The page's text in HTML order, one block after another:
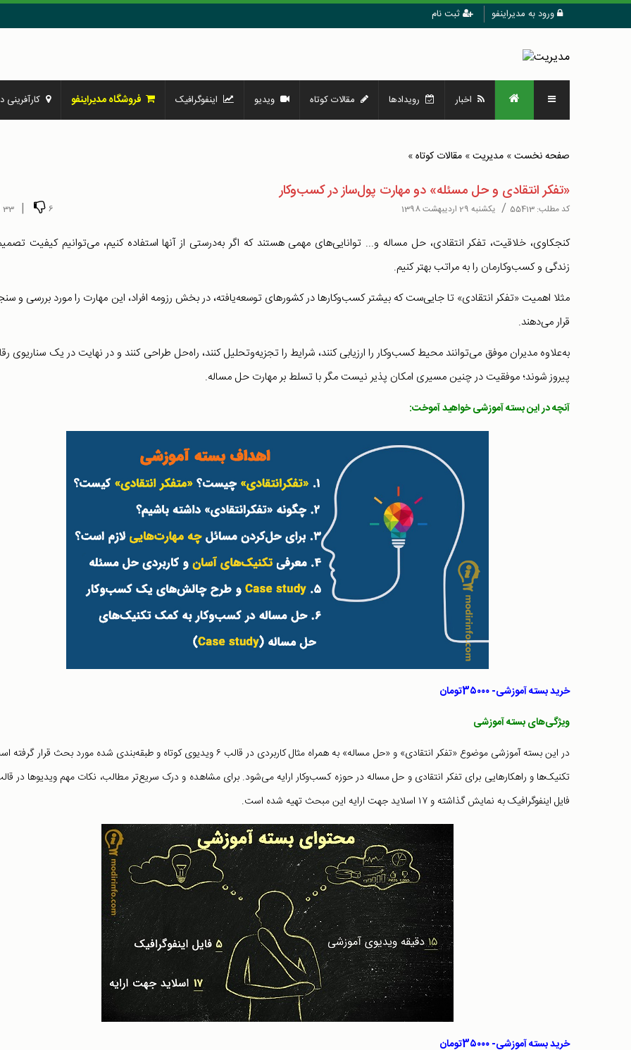
ورود به مدیراینفو ثبت نام
اخبار رویدادها مقالات کوتاه ویدیو اینفوگرافیک فروشگاه مدیراینفو کارآفرینی
صفحه نخست» مدیریت» مقالات کوتاه»
6
|
33
«تفکر انتقادی و حل مسئله» دو مهارت پول‌ساز در کسب‌و‌کار
کد مطلب: 55413
/ یکشنبه 29 اردیبهشت 1398
کنجکاوی، خلاقیت، تفکر انتقادی، حل مساله و... توانایی‌های مهمی هستند که اگر به‌درستی از آنها استفاده کنیم، می‌توانیم کیفیت
زندگی و کسب‌و‌کارمان را به مراتب بهتر کنیم.
مثلا اهمیت «تفکر انتقادی» تا جایی‌ست که بیشتر کسب‌‌و‌کارها در کشورهای توسعه‌یافته، در بخش رزومه افراد، این مهارت را مورد بررسی و
قرار می‌دهند.
به‌علاوه مدیران موفق می‌توانند محیط کسب‌و‌کار را ارزیابی کنند، شرایط را تجزیه‌وتحلیل کنند، راه‌حل طراحی کنند و در نهایت در یک سناریوی
پیروز شوند؛ موفقیت در چنین مسیری امکان پذیر نیست مگر با تسلط بر مهارت حل مساله.
آنچه در این بسته آموزشی خواهید آموخت:
خرید بسته آموزشی- 3۵۰۰۰تومان
ویژگی‌های بسته آموزشی
در این بسته آموزشی موضوع «تفکر انتقادی» و «حل مساله» به همراه مثال کاربردی در قالب ۶ ویدیوی کوتاه و طبقه‌بندی شده مورد بحث قرار
فایل اینفوگرافیک به نمایش گذاشته و ۱۷ اسلاید جهت ارایه این مبحث تهیه شده است.
خرید بسته آموزشی- 3۵۰۰۰تومان